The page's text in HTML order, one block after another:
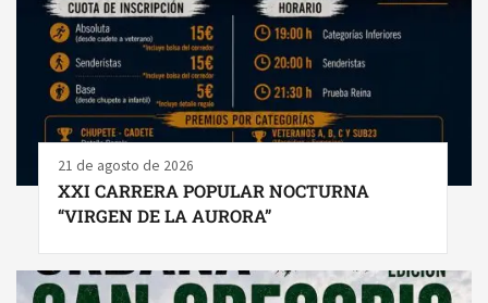
21 de agosto de 2026
XXI CARRERA POPULAR NOCTURNA
“VIRGEN DE LA AURORA”